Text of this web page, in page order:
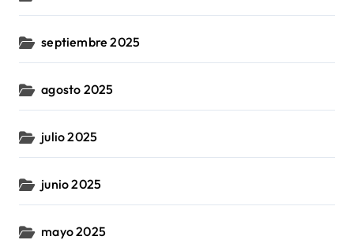
septiembre 2025
agosto 2025
julio 2025
junio 2025
mayo 2025